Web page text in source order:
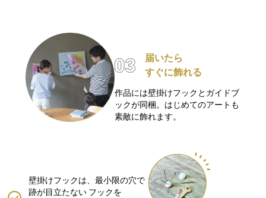
届いたら
すぐに飾れる
作品には壁掛けフックとガイドブ
ックが同梱。はじめてのアートも
素敵に飾れます。
壁掛けフックは、最小限の穴で
跡が目立たない フックを